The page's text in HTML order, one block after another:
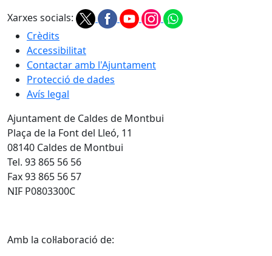
Xarxes socials:
Crèdits
Accessibilitat
Contactar amb l'Ajuntament
Protecció de dades
Avís legal
Ajuntament de Caldes de Montbui
Plaça de la Font del Lleó, 11
08140 Caldes de Montbui
Tel. 93 865 56 56
Fax 93 865 56 57
NIF P0803300C
Amb la col·laboració de: